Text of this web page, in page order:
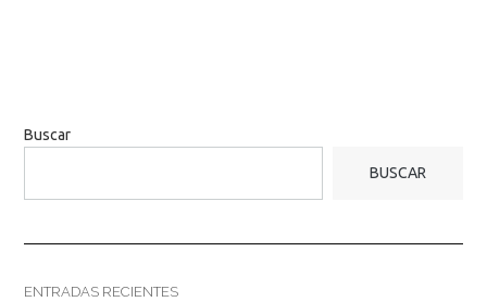
Buscar
BUSCAR
ENTRADAS RECIENTES